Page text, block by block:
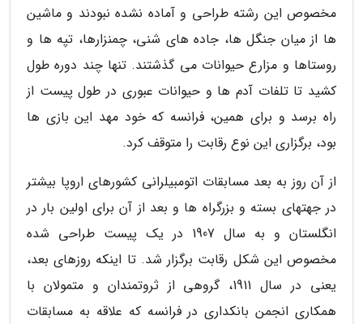
مخصوص این رشته طراحی و آماده نشده نبودند و ماشین
ها از میان جنگل ها، جاده های شنی، چمنزارها، تپه ها و
روستاها و مزارع حیوانات می گذشتند. تنها چند دوره طول
کشید تا تلفات آدم ها و حیوانات عبوری در طول پیست از
راه برسد و برای همین، فرانسه که خود مهد این بازی ها
بود، برگزاری این نوع رقابت را متوقف کرد.
از آن روز به بعد مسابقات اتومبیلرانی کشورهای اروپا بیشتر
در جهتهای بسته و بزرگراه ها و بعد از آن برای اولین بار در
انگلستان و به سال 1907 در یک پیست طراحی شده
مخصوص این شکل رقابت برگزار شد. تا اینکه روزهای بعد،
یعنی در سال 1911، گروهی از ثروتمندان و متمولان با
همکاری انجمن بانکداری در فرانسه که علاقه به مسابقات